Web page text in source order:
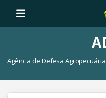
Agência de Defesa